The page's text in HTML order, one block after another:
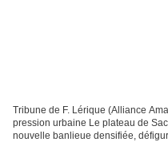
Tribune de F. Lérique (Alliance
pression urbaine Le plateau de
nouvelle banlieue densifiée,